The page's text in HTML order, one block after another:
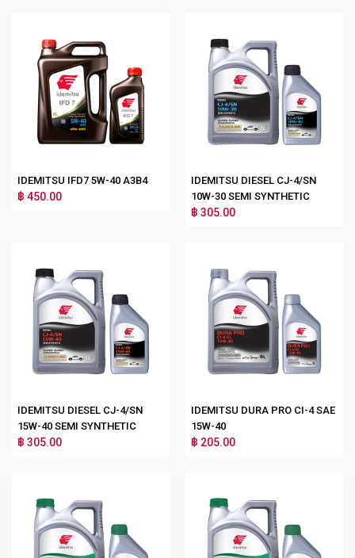
IDEMITSU IFD7 5W-40 A3B4
฿ 450.00
IDEMITSU DIESEL CJ-4/SN
10W-30 SEMI SYNTHETIC
฿ 305.00
IDEMITSU DIESEL CJ-4/SN
15W-40 SEMI SYNTHETIC
฿ 305.00
IDEMITSU DURA PRO CI-4 SAE
15W-40
฿ 205.00